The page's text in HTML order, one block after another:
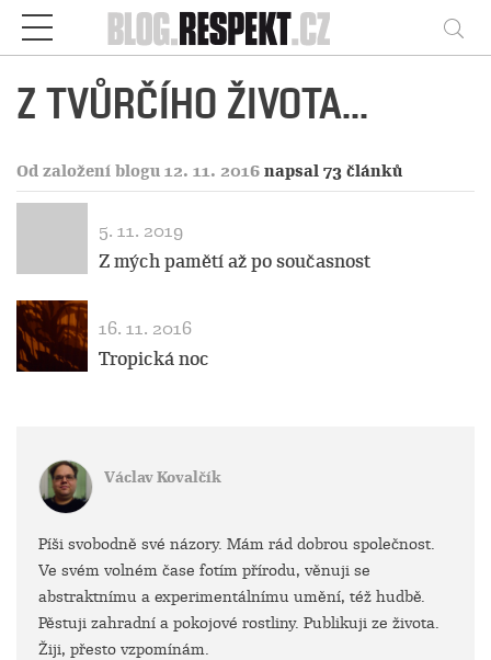
Respekt
Z TVŮRČÍHO ŽIVOTA...
Od založení blogu 12. 11. 2016 napsal 73 článků
5. 11. 2019
Z mých pamětí až po současnost
16. 11. 2016
Tropická noc
Václav Kovalčík
Píši svobodně své názory. Mám rád dobrou společnost.
Ve svém volném čase fotím přírodu, věnuji se
abstraktnímu a experimentálnímu umění, též hudbě.
Pěstuji zahradní a pokojové rostliny. Publikuji ze života.
Žiji, přesto vzpomínám.